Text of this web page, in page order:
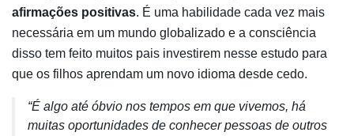
afirmações positivas. É uma habilidade cada vez mais
necessária em um mundo globalizado e a consciência
disso tem feito muitos pais investirem nesse estudo para
que os filhos aprendam um novo idioma desde cedo.
“É algo até óbvio nos tempos em que vivemos, há
muitas oportunidades de conhecer pessoas de outros